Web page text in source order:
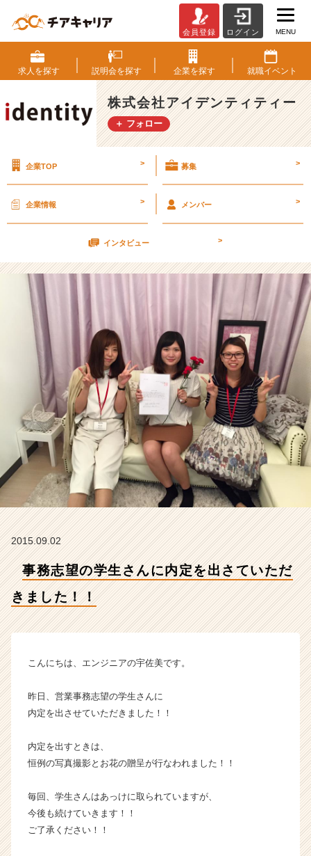
務
志
望
の
学
生
内
出
さ
い
ま
し
た！！
【株
式
会
社
ア
イ
デ
ン
テ
ィ
の
タ
|
ン
チ
長
業
か
会員登録 ログイン MENU
求人を探す 説明会を探す 企業を探す 就職イベント
株式会社アイデンティティー
＋ フォロー
企業TOP > 募集 >
企業情報 > メンバー >
インタビュー >
2015.09.02
事務志望の学生さんに内定を出さていただ
きました！！
こんにちは、エンジニアの宇佐美です。
昨日、営業事務志望の学生さんに
内定を出させていただきました！！
内定を出すときは、
恒例の写真撮影とお花の贈呈が行なわれました！！
毎回、学生さんはあっけに取られていますが、
今後も続けていきます！！
ご了承ください！！